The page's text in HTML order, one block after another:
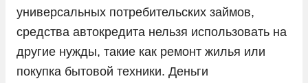
Mazda
Mercedes-Benz
Mini
универсальных потребительских займов,
средства автокредита нельзя использовать на
другие нужды, такие как ремонт жилья или
покупка бытовой техники. Деньги